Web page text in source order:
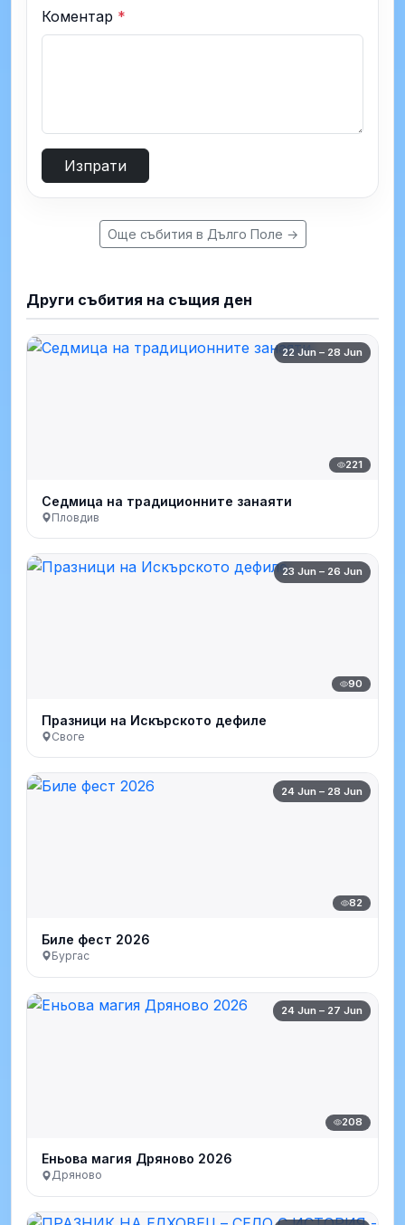
Коментар *
Изпрати
Още събития в Дълго Поле →
Други събития на същия ден
22 Jun – 28 Jun
221
Седмица на традиционните занаяти
Пловдив
23 Jun – 26 Jun
90
Празници на Искърското дефиле
Своге
24 Jun – 28 Jun
82
Биле фест 2026
Бургас
24 Jun – 27 Jun
208
Еньова магия Дряново 2026
Дряново